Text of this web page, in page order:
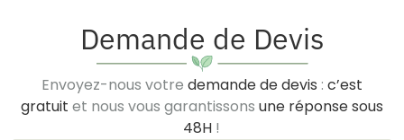
Demande de Devis
Envoyez-nous votre demande de devis : c’est
gratuit et nous vous garantissons une réponse sous
48H !